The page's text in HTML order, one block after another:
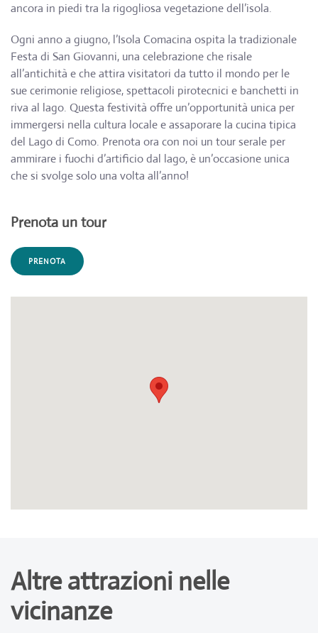
ancora in piedi tra la rigogliosa vegetazione dell’isola.
Ogni anno a giugno, l’Isola Comacina ospita la tradizionale
Festa di San Giovanni, una celebrazione che risale
all’antichità e che attira visitatori da tutto il mondo per le
sue cerimonie religiose, spettacoli pirotecnici e banchetti in
riva al lago. Questa festività offre un’opportunità unica per
immergersi nella cultura locale e assaporare la cucina tipica
del Lago di Como. Prenota ora con noi un tour serale per
ammirare i fuochi d’artificio dal lago, è un’occasione unica
che si svolge solo una volta all’anno!
Prenota un tour
PRENOTA
Altre attrazioni nelle
vicinanze